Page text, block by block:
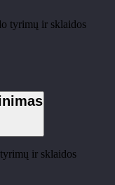
tyrimų ir sklaidos
ir sklaidos